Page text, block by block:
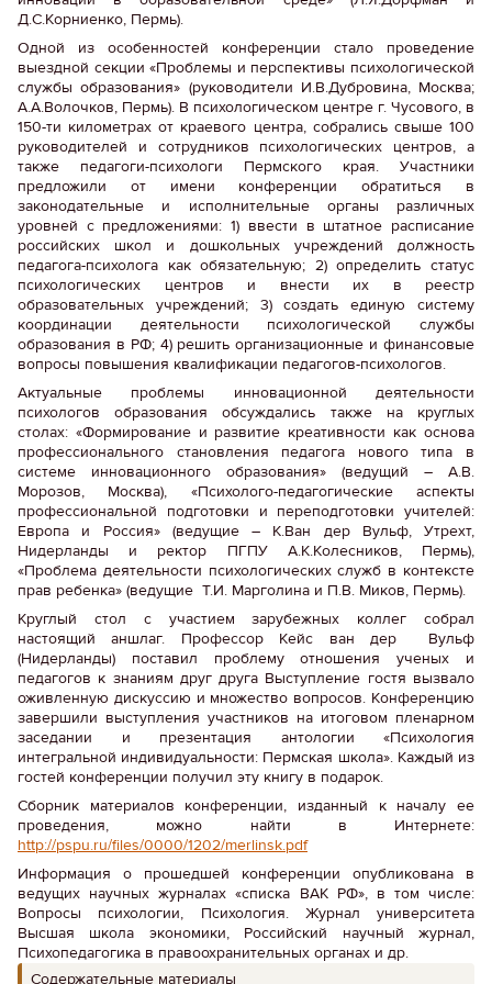
Д.С.Корниенко, Пермь).
Одной из особенностей конференции стало проведение
выездной секции «Проблемы и перспективы психологической
службы образования» (руководители И.В.Дубровина, Москва;
А.А.Волочков, Пермь). В психологическом центре г. Чусового, в
150-ти километрах от краевого центра, собрались свыше 100
руководителей и сотрудников психологических центров, а
также педагоги-психологи Пермского края. Участники
предложили от имени конференции обратиться в
законодательные и исполнительные органы различных
уровней с предложениями: 1) ввести в штатное расписание
российских школ и дошкольных учреждений должность
педагога-психолога как обязательную; 2) определить статус
психологических центров и внести их в реестр
образовательных учреждений; 3) создать единую систему
координации деятельности психологической службы
образования в РФ; 4) решить организационные и финансовые
вопросы повышения квалификации педагогов-психологов.
Актуальные проблемы инновационной деятельности
психологов образования обсуждались также на круглых
столах: «Формирование и развитие креативности как основа
профессионального становления педагога нового типа в
системе инновационного образования» (ведущий – А.В.
Морозов, Москва), «Психолого-педагогические аспекты
профессиональной подготовки и переподготовки учителей:
Европа и Россия» (ведущие – К.Ван дер Вульф, Утрехт,
Нидерланды и ректор ПГПУ А.К.Колесников, Пермь),
«Проблема деятельности психологических служб в контексте
прав ребенка» (ведущие Т.И. Марголина и П.В. Миков, Пермь).
Круглый стол с участием зарубежных коллег собрал
настоящий аншлаг. Профессор Кейс ван дер Вульф
(Нидерланды) поставил проблему отношения ученых и
педагогов к знаниям друг друга Выступление гостя вызвало
оживленную дискуссию и множество вопросов. Конференцию
завершили выступления участников на итоговом пленарном
заседании и презентация антологии «Психология
интегральной индивидуальности: Пермская школа». Каждый из
гостей конференции получил эту книгу в подарок.
Сборник материалов конференции, изданный к началу ее
проведения, можно найти в Интернете:
http://pspu.ru/files/0000/1202/merlinsk.pdf
Информация о прошедшей конференции опубликована в
ведущих научных журналах «списка ВАК РФ», в том числе:
Вопросы психологии, Психология. Журнал университета
Высшая школа экономики, Российский научный журнал,
Психопедагогика в правоохранительных органах и др.
Содержательные материалы